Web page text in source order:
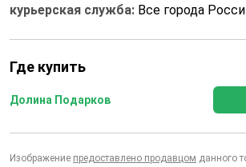
курьерская служба: Все города
Где купить
Долина Подарков
Изображение предоставлено продавцом данного